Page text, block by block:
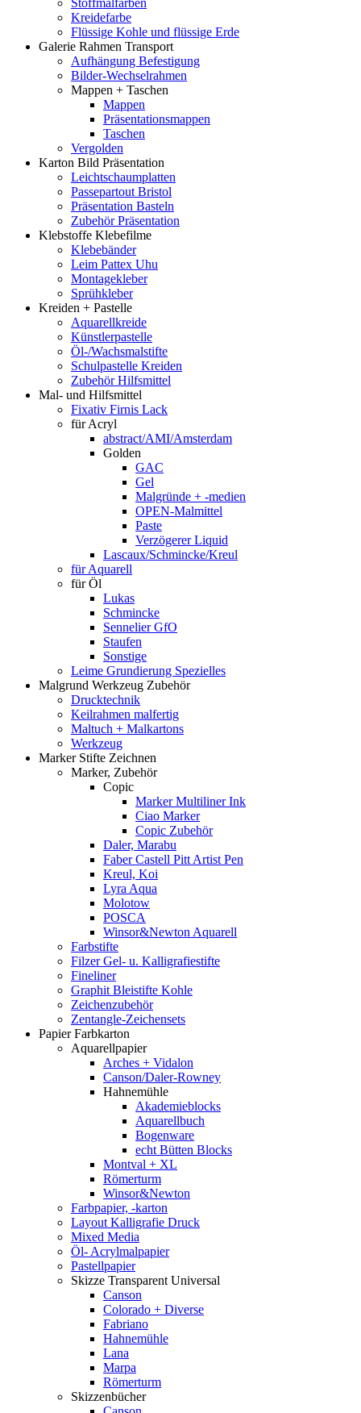
Stoffmalfarben
Kreidefarbe
Flüssige Kohle und flüssige Erde
Galerie Rahmen Transport
Aufhängung Befestigung
Bilder-Wechselrahmen
Mappen + Taschen
Mappen
Präsentationsmappen
Taschen
Vergolden
Karton Bild Präsentation
Leichtschaumplatten
Passepartout Bristol
Präsentation Basteln
Zubehör Präsentation
Klebstoffe Klebefilme
Klebebänder
Leim Pattex Uhu
Montagekleber
Sprühkleber
Kreiden + Pastelle
Aquarellkreide
Künstlerpastelle
Öl-/Wachsmalstifte
Schulpastelle Kreiden
Zubehör Hilfsmittel
Mal- und Hilfsmittel
Fixativ Firnis Lack
für Acryl
abstract/AMI/Amsterdam
Golden
GAC
Gel
Malgründe + -medien
OPEN-Malmittel
Paste
Verzögerer Liquid
Lascaux/Schmincke/Kreul
für Aquarell
für Öl
Lukas
Schmincke
Sennelier GfO
Staufen
Sonstige
Leime Grundierung Spezielles
Malgrund Werkzeug Zubehör
Drucktechnik
Keilrahmen malfertig
Maltuch + Malkartons
Werkzeug
Marker Stifte Zeichnen
Marker, Zubehör
Copic
Marker Multiliner Ink
Ciao Marker
Copic Zubehör
Daler, Marabu
Faber Castell Pitt Artist Pen
Kreul, Koi
Lyra Aqua
Molotow
POSCA
Winsor&Newton Aquarell
Farbstifte
Filzer Gel- u. Kalligrafiestifte
Fineliner
Graphit Bleistifte Kohle
Zeichenzubehör
Zentangle-Zeichensets
Papier Farbkarton
Aquarellpapier
Arches + Vidalon
Canson/Daler-Rowney
Hahnemühle
Akademieblocks
Aquarellbuch
Bogenware
echt Bütten Blocks
Montval + XL
Römerturm
Winsor&Newton
Farbpapier, -karton
Layout Kalligrafie Druck
Mixed Media
Öl- Acrylmalpapier
Pastellpapier
Skizze Transparent Universal
Canson
Colorado + Diverse
Fabriano
Hahnemühle
Lana
Marpa
Römerturm
Skizzenbücher